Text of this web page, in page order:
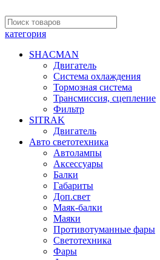
категория
SHACMAN
Двигатель
Система охлаждения
Тормозная система
Трансмиссия, сцепление
Фильтр
SITRAK
Двигатель
Авто светотехника
Автолампы
Аксессуары
Балки
Габариты
Доп.свет
Маяк-балки
Маяки
Противотуманные фары
Светотехника
Фары